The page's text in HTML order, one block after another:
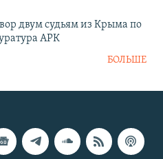
двум судьям из Крыма по
АРК
БОЛЬШЕ